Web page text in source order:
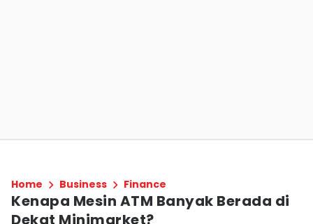
Home Business Finance
Kenapa Mesin ATM Banyak Berada di
Dekat Minimarket?